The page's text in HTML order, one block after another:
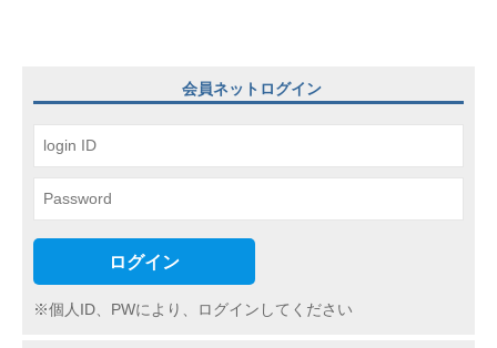
ン
会員ネットログイン
ログイン
※個人ID、PWにより、ログインしてください